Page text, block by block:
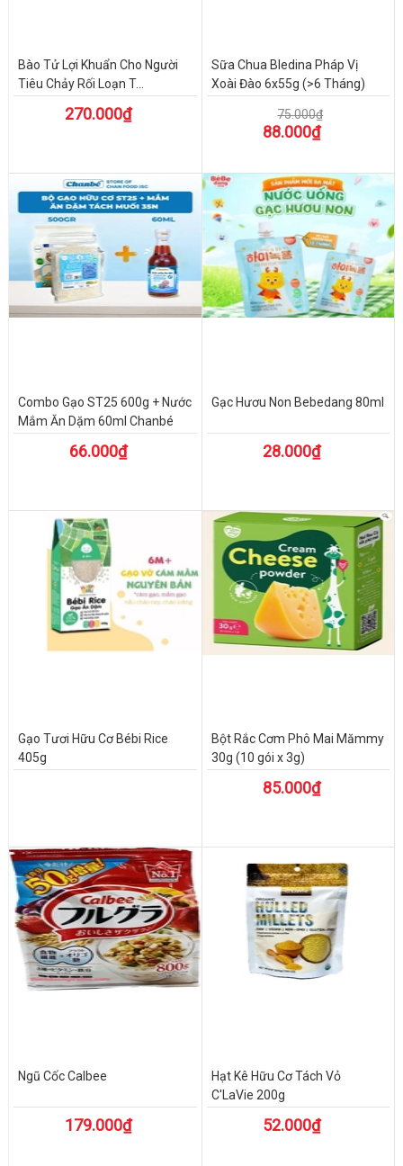
Bào Tử Lợi Khuẩn Cho Người
Tiêu Chảy Rối Loạn T...
270.000₫
Sữa Chua Bledina Pháp Vị
Xoài Đào 6x55g (>6 Tháng)
75.000₫
88.000₫
Combo Gạo ST25 600g + Nước
Mắm Ăn Dặm 60ml Chanbé
66.000₫
Gạc Hươu Non Bebedang 80ml
28.000₫
Gạo Tươi Hữu Cơ Bébi Rice
405g
Bột Rắc Cơm Phô Mai Mămmy
30g (10 gói x 3g)
85.000₫
Ngũ Cốc Calbee
179.000₫
Hạt Kê Hữu Cơ Tách Vỏ
C'LaVie 200g
52.000₫